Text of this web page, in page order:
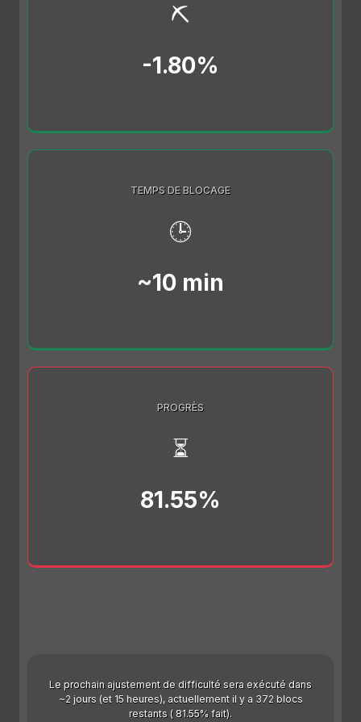
⛏️
-1.80%
TEMPS DE BLOCAGE
🕒
~10 min
PROGRÈS
⏳
81.55%
Le prochain ajustement de difficulté sera exécuté dans
~2 jours (et 15 heures), actuellement il y a 372 blocs
restants ( 81.55% fait).